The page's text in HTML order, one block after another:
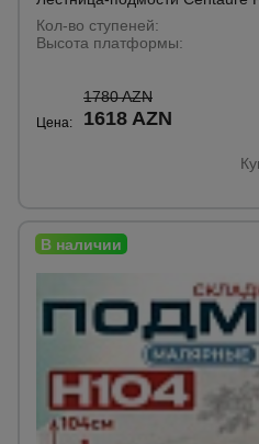
Кол-во ступеней:
Высота платформы:
Цена:
1780 AZN
1618 AZN